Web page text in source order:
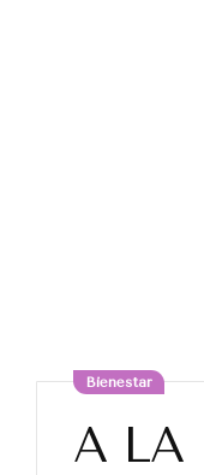
Bienestar
A LA